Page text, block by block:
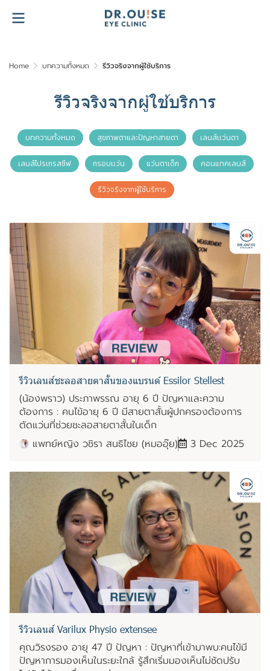
Home บทความทั้งหมด รีวิวจริงจากผู้ใช้บริการ
รีวิวจริงจากผู้ใช้บริการ
บทความทั้งหมด สุขภาพตาและปัญหาสายตา เลนส์เเว่นตา
เลนส์โปรเกรสซีฟ กรอบเเว่น แว่นตาเด็ก คอนแทคเลนส์
รีวิวจริงจากผู้ใช้บริการ
รีวิวเลนส์ชะลอสายตาสั้นของแบรนด์ Essilor Stellest
(น้องพราว) ประภาพรรณ อายุ 6 ปี ปัญหาและความ
ต้องการ : คนไข้อายุ 6 ปี มีสายตาสั้นผู้ปกครองต้องการ
ตัดแว่นที่ช่วยชะลอสายตาสั้นในเด็ก
แพทย์หญิง วชิรา สนธิไชย (หมออุ๊ย)
3 Dec 2025
รีวิวเลนส์ Varilux Physio extensee
คุณวิรงรอง อายุ 47 ปี ปัญหา : ปัญหาที่เข้ามาพบ:คนไข้มี
ปัญหาการมองเห็นในระยะใกล้ รู้สึกเริ่มมองเห็นไม่ชัดปรับ